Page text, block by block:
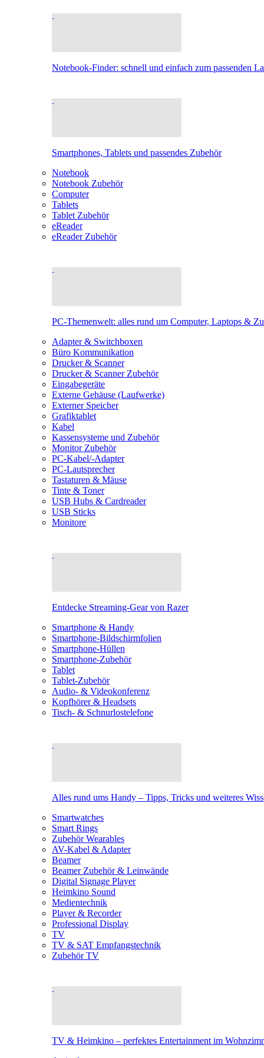
Notebook-Finder: schnell und einfach zum passenden
Smartphones, Tablets und passendes Zubehör
Notebook
Notebook Zubehör
Computer
Tablets
Tablet Zubehör
eReader
eReader Zubehör
PC-Themenwelt: alles rund um Computer, Laptops &
Adapter & Switchboxen
Büro Kommunikation
Drucker & Scanner
Drucker & Scanner Zubehör
Eingabegeräte
Externe Gehäuse (Laufwerke)
Externer Speicher
Grafiktablet
Kabel
Kassensysteme und Zubehör
Monitor Zubehör
PC-Kabel/-Adapter
PC-Lautsprecher
Tastaturen & Mäuse
Tinte & Toner
USB Hubs & Cardreader
USB Sticks
Monitore
Entdecke Streaming-Gear von Razer
Smartphone & Handy
Smartphone-Bildschirmfolien
Smartphone-Hüllen
Smartphone-Zubehör
Tablet
Tablet-Zubehör
Audio- & Videokonferenz
Kopfhörer & Headsets
Tisch- & Schnurlostelefone
Alles rund ums Handy – Tipps, Tricks und weiteres
Smartwatches
Smart Rings
Zubehör Wearables
AV-Kabel & Adapter
Beamer
Beamer Zubehör & Leinwände
Digital Signage Player
Heimkino Sound
Medientechnik
Player & Recorder
Professional Display
TV
TV & SAT Empfangstechnik
Zubehör TV
TV & Heimkino – perfektes Entertainment im